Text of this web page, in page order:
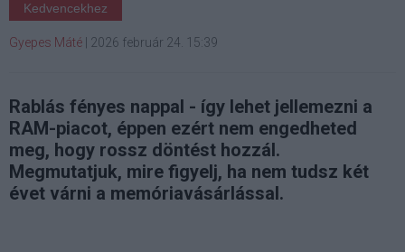
Kedvencekhez
Gyepes Máté 2026 február 24. 15:39
Rablás fényes nappal - így lehet jellemezni a
RAM-piacot, éppen ezért nem engedheted
meg, hogy rossz döntést hozzál.
Megmutatjuk, mire figyelj, ha nem tudsz két
évet várni a memóriavásárlással.